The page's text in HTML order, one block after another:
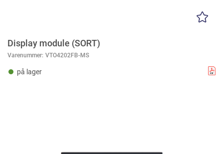
Display module (SORT)
Varenummer: VTO4202FB-MS
på lager